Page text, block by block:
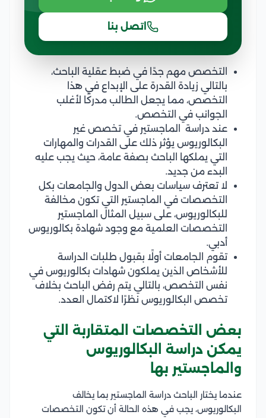
اتصل بنا
التخصص مهم جدًا في ضبط عقلية الباحث،
بالتالي زيادة القدرة على الإبداع في هذا
التخصص، مما يجعل الطالب مدركًا لأغلب
الجوانب في التخصص.
عند دراسة الماجستير في تخصص غير
البكالوريوس يؤثر ذلك على القدرات والمهارات
التي يملكها الباحث بصفة عامة، حيث يجب عليه
البدء من جديد.
لا تعترف سياسات بعض الدول والجامعات بكل
التخصصات في الماجستير التي تكون مخالفة
للبكالوريوس، على سبيل المثال الماجستير
التخصصات العلمية مع وجود شهادة بكالوريوس
أدبي.
تقوم الجامعات أولًا بقبول طلبات الدراسة
للأشخاص الذين يملكون شهادات بكالوريوس في
نفس التخصص، بالتالي يتم رفض الباحث بخلاف
تخصص البكالوريوس نظرًا لاكتمال العدد.
بعض التخصصات المتقاربة التي
يمكن دراسة البكالوريوس
والماجستير بها
عندما يختار الباحث دراسة الماجستير بما يخالف
البكالوريوس، يجب في هذه الحالة أن تكون التخصصات